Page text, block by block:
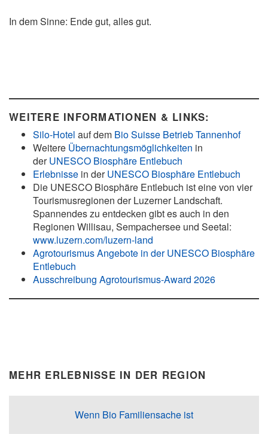
In dem Sinne: Ende gut, alles gut.
WEITERE INFORMATIONEN & LINKS:
Silo-Hotel auf dem Bio Suisse Betrieb Tannenhof
Weitere Übernachtungsmöglichkeiten in
derUNESCO Biosphäre Entlebuch
Erlebnisse in derUNESCO Biosphäre Entlebuch
Die UNESCO Biosphäre Entlebuch ist eine von vier
Tourismusregionen der Luzerner Landschaft.
Spannendes zu entdecken gibt es auch in den
Regionen Willisau, Sempachersee und Seetal:
www.luzern.com/luzern-land
Agrotourismus Angebote in der UNESCO Biosphäre
Entlebuch
Ausschreibung Agrotourismus-Award 2026
MEHR ERLEBNISSE IN DER REGION
Wenn Bio Familiensache ist